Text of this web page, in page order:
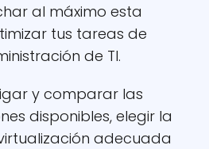
al máximo esta
tus tareas de
de TI.
y comparar las
disponibles, elegir la
adecuada